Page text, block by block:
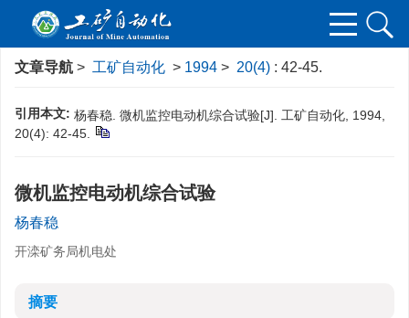
文章导航 > 工矿自动化 > 1994 > 20(4) : 42-45.
引用本文: 杨春稳. 微机监控电动机综合试验[J]. 工矿自动化, 1994,
20(4): 42-45.
微机监控电动机综合试验
杨春稳
开滦矿务局机电处
摘要